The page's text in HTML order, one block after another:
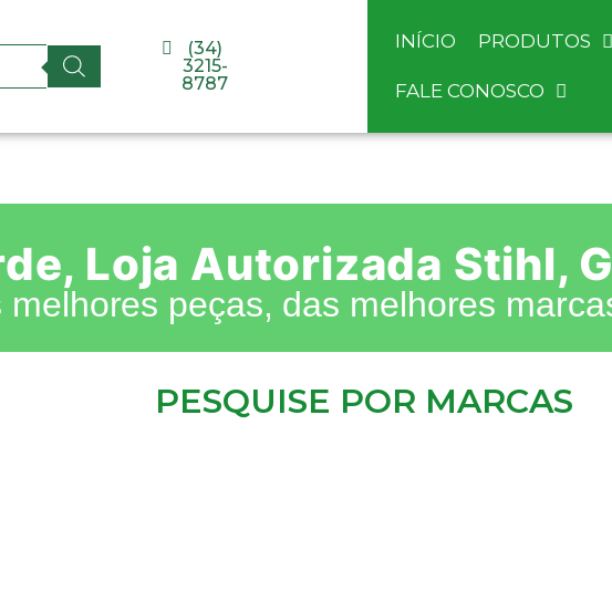
(34)
3215-
8787
INÍCIO PRODUTOS
FALE CONOSCO
Loja Autorizada Stihl,
melhores peças, das melhores
PESQUISE POR MARCAS